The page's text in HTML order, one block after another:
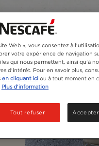
Web », vous consentez à
votre expérience de navigation
qui nous permettent, ainsi qu'à
d'intérêt. Pour en savoir plus,
en cliquant ici ou à tout moment en
Plus d'information
Tout refuser